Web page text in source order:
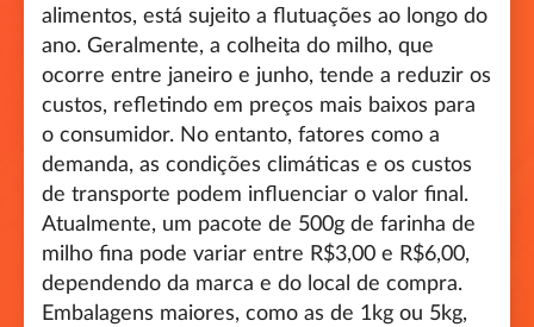
alimentos, está sujeito a flutuações ao longo do
ano. Geralmente, a colheita do milho, que
ocorre entre janeiro e junho, tende a reduzir os
custos, refletindo em preços mais baixos para
o consumidor. No entanto, fatores como a
demanda, as condições climáticas e os custos
de transporte podem influenciar o valor final.
Atualmente, um pacote de 500g de farinha de
milho fina pode variar entre R$3,00 e R$6,00,
dependendo da marca e do local de compra.
Embalagens maiores, como as de 1kg ou 5kg,